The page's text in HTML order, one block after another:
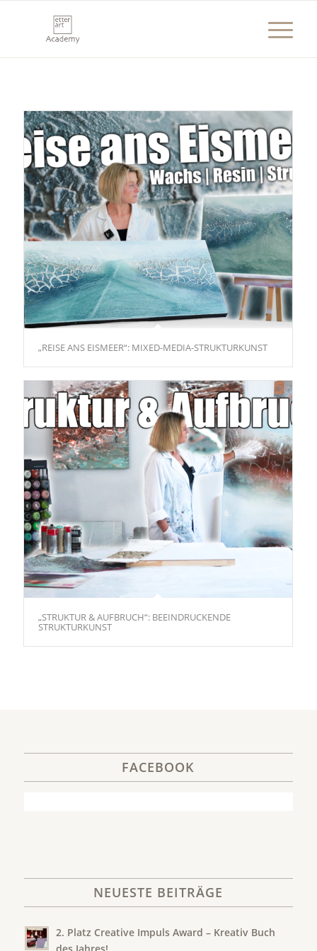
„REISE ANS EISMEER“: MIXED-MEDIA-STRUKTURKUNST
„STRUKTUR & AUFBRUCH“: BEEINDRUCKENDE
STRUKTURKUNST
FACEBOOK
NEUESTE BEITRÄGE
2. Platz Creative Impuls Award – Kreativ Buch
des Jahres!